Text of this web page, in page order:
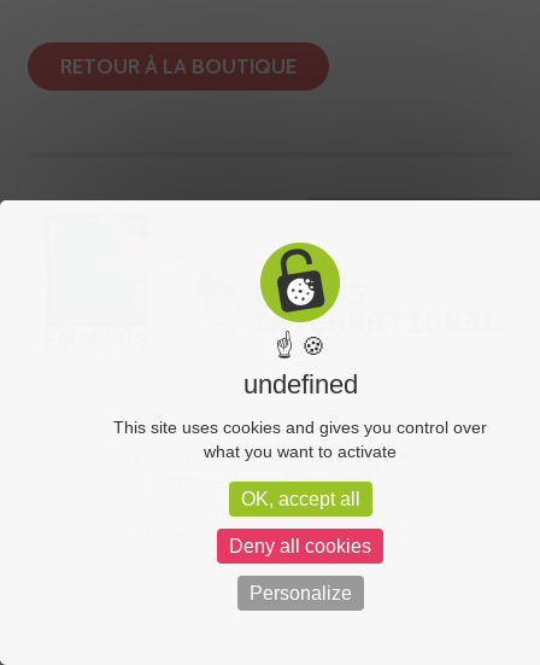
RETOUR À LA BOUTIQUE
CGV
Mentions légales
Politique de confidentialité
Emmaüs Allier © 2026.C-toucom web
☝ 🍪
undefined
This site uses cookies and gives you control over
what you want to activate
OK, accept all
Deny all cookies
Personalize